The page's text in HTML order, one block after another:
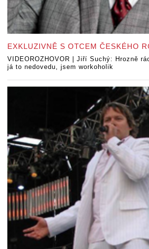
EXKLUZIVNĚ S OTCEM ČESKÉHO
VIDEOROZHOVOR | Jiří Suchý: Hrozně
já to nedovedu, jsem workoholik